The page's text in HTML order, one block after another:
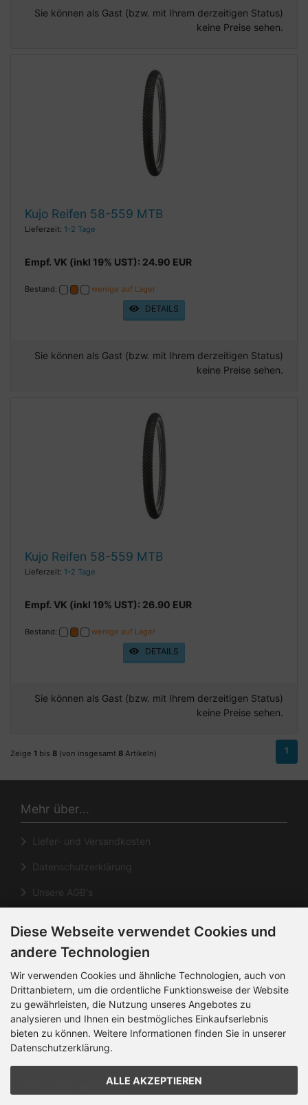
Sie können als Gast (bzw. mit Ihrem derzeitigen Status)
keine Preise sehen.
Kujo Reifen 58-559 MTB
Lieferzeit: 1-2 Tage
Empf. VK (inkl 19% UST): 24.90 EUR
Bestand: wenige auf Lager
DETAILS
Sie können als Gast (bzw. mit Ihrem derzeitigen Status)
keine Preise sehen.
Kujo Reifen 58-559 MTB
Lieferzeit: 1-2 Tage
Empf. VK (inkl 19% UST): 26.90 EUR
Bestand: wenige auf Lager
DETAILS
Sie können als Gast (bzw. mit Ihrem derzeitigen Status)
keine Preise sehen.
Zeige 1 bis 8 (von insgesamt 8 Artikeln) 1
Mehr über...
Liefer- und Versandkosten
Datenschutzerklärung
Unsere AGB's
Informationen
Kontakt
Sitemap
Über uns
Zahlungsmethoden
Diese Webseite verwendet Cookies und
andere Technologien
Wir verwenden Cookies und ähnliche Technologien, auch von
Drittanbietern, um die ordentliche Funktionsweise der Website
zu gewährleisten, die Nutzung unseres Angebotes zu
analysieren und Ihnen ein bestmögliches Einkaufserlebnis
bieten zu können. Weitere Informationen finden Sie in unserer
Datenschutzerklärung.
ALLE AKZEPTIEREN